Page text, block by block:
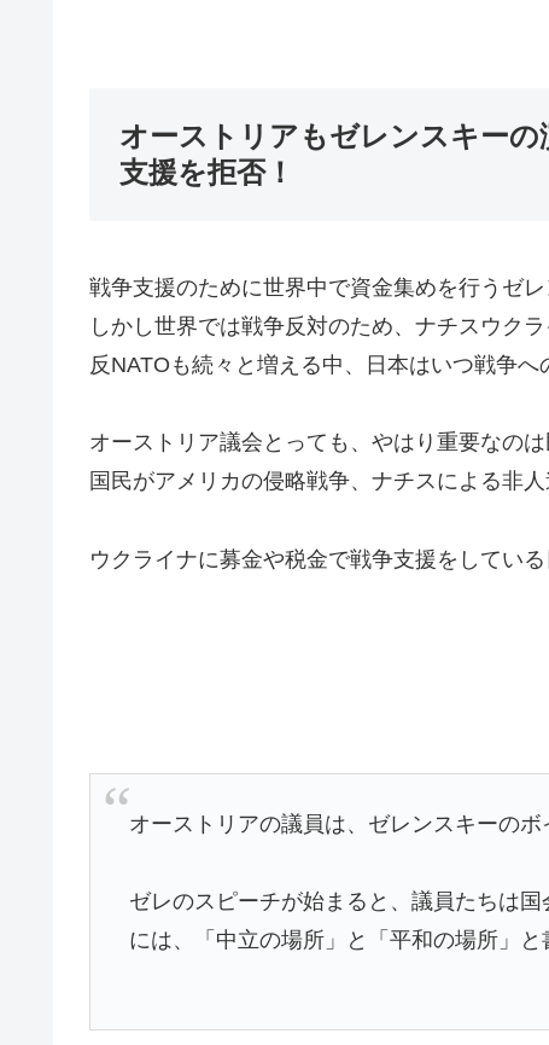
オーストリアもゼレンスキー
支援を拒否！
戦争支援のために世界中で資金集めを行うゼレ
しかし世界では戦争反対のため、ナチスウクラ
反NATOも続々と増える中、日本はいつ戦争へ
オーストリア議会とっても、やはり重要なの
国民がアメリカの侵略戦争、ナチスによる非人
ウクライナに募金や税金で戦争支援をしている
オーストリアの議員は、ゼレンスキーの
ゼレのスピーチが始まると、議員たちは
には、「中立の場所」と「平和の場所」